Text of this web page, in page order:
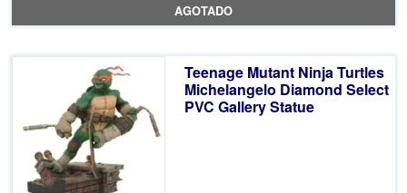
AGOTADO
Teenage Mutant Ninja Turtles
Michelangelo Diamond Select
PVC Gallery Statue